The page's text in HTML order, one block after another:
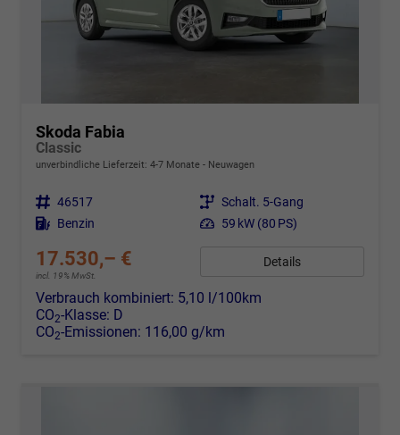
Skoda Fabia
Classic
unverbindliche Lieferzeit: 4-7 Monate Neuwagen
Fahrzeugnr. 46517 Getriebe Schalt. 5-Gang
Kraftstoff Benzin Leistung 59 kW (80 PS)
17.530,– €
incl. 19% MwSt.
Details
Verbrauch kombiniert: 5,10 l/100km
CO2-Klasse: D
CO2-Emissionen: 116,00 g/km